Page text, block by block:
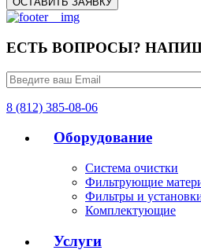
ЕСТЬ ВОПРОСЫ?
8 (812) 385-08-06
Оборудование
Система очистки
Фильтрующие
Фильтры и
Комплектующие
Услуги